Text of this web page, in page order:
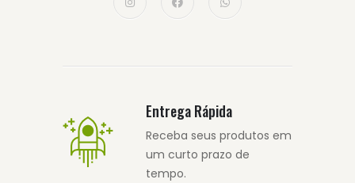
Entrega Rápida
Receba seus produtos em
um curto prazo de
tempo.